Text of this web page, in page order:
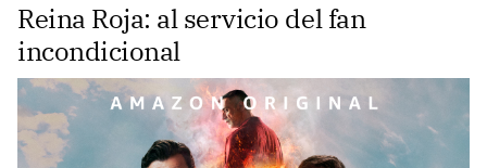
Reina Roja: al servicio del fan
incondicional